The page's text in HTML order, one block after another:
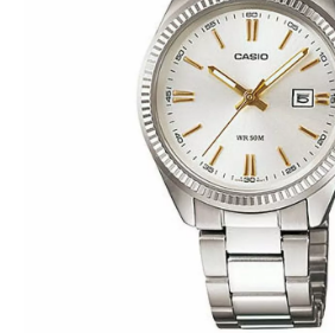
SATOVI
SREBRNI NAKIT
ZLATNI NAKIT